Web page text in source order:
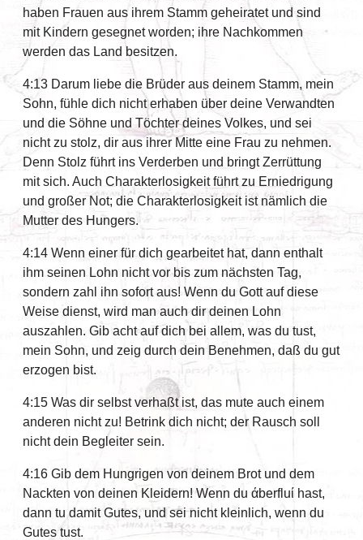
haben Frauen aus ihrem Stamm geheiratet und sind
mit Kindern gesegnet worden; ihre Nachkommen
werden das Land besitzen.
4:13 Darum liebe die Brüder aus deinem Stamm, mein
Sohn, fühle dich nicht erhaben über deine Verwandten
und die Söhne und Töchter deines Volkes, und sei
nicht zu stolz, dir aus ihrer Mitte eine Frau zu nehmen.
Denn Stolz führt ins Verderben und bringt Zerrüttung
mit sich. Auch Charakterlosigkeit führt zu Erniedrigung
und großer Not; die Charakterlosigkeit ist nämlich die
Mutter des Hungers.
4:14 Wenn einer für dich gearbeitet hat, dann enthalt
ihm seinen Lohn nicht vor bis zum nächsten Tag,
sondern zahl ihn sofort aus! Wenn du Gott auf diese
Weise dienst, wird man auch dir deinen Lohn
auszahlen. Gib acht auf dich bei allem, was du tust,
mein Sohn, und zeig durch dein Benehmen, daß du gut
erzogen bist.
4:15 Was dir selbst verhaßt ist, das mute auch einem
anderen nicht zu! Betrink dich nicht; der Rausch soll
nicht dein Begleiter sein.
4:16 Gib dem Hungrigen von deinem Brot und dem
Nackten von deinen Kleidern! Wenn du άberfluί hast,
dann tu damit Gutes, und sei nicht kleinlich, wenn du
Gutes tust.